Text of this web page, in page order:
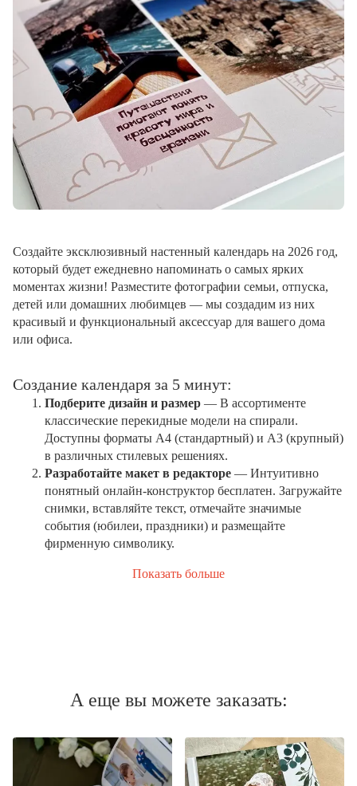
Создайте эксклюзивный настенный календарь на 2026 год,
который будет ежедневно напоминать о самых ярких
моментах жизни! Разместите фотографии семьи, отпуска,
детей или домашних любимцев — мы создадим из них
красивый и функциональный аксессуар для вашего дома
или офиса.
Создание календаря за 5 минут:
Подберите дизайн и размер — В ассортименте
классические перекидные модели на спирали.
Доступны форматы А4 (стандартный) и А3 (крупный)
в различных стилевых решениях.
Разработайте макет в редакторе — Интуитивно
понятный онлайн-конструктор бесплатен. Загружайте
снимки, вставляйте текст, отмечайте значимые
события (юбилеи, праздники) и размещайте
фирменную символику.
Показать больше
А еще вы можете заказать: